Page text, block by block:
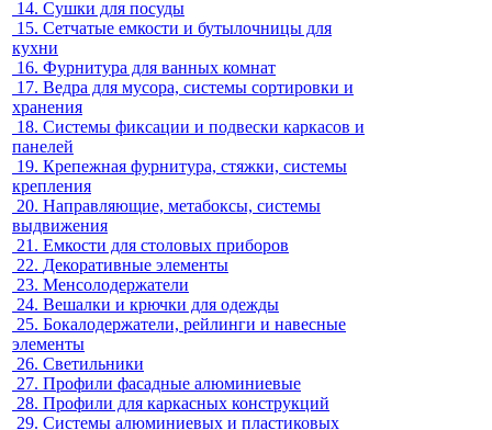
14. Сушки для посуды
15. Сетчатые емкости и бутылочницы для
кухни
16. Фурнитура для ванных комнат
17. Ведра для мусора, системы сортировки и
хранения
18. Системы фиксации и подвески каркасов и
панелей
19. Крепежная фурнитура, стяжки, системы
крепления
20. Направляющие, метабоксы, системы
выдвижения
21. Емкости для столовых приборов
22. Декоративные элементы
23. Менсолодержатели
24. Вешалки и крючки для одежды
25. Бокалодержатели, рейлинги и навесные
элементы
26. Светильники
27. Профили фасадные алюминиевые
28. Профили для каркасных конструкций
29. Системы алюминиевых и пластиковых